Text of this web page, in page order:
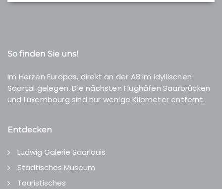
So finden Sie uns!
Im Herzen Europas, direkt an der A8 im idyllischen
Saartal gelegen. Die nächsten Flughäfen Saarbrücken
und Luxembourg sind nur wenige Kilometer entfernt.
Entdecken
Ludwig Galerie Saarlouis
Städtisches Museum
Touristisches